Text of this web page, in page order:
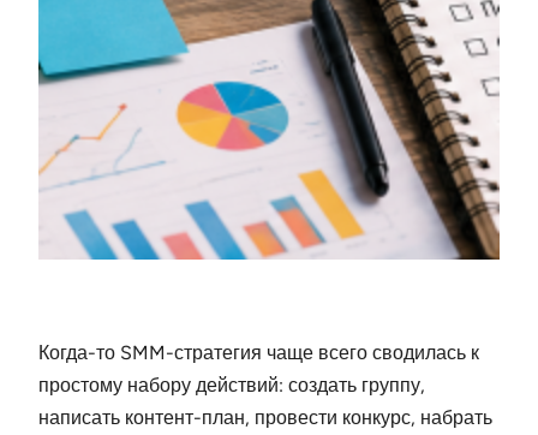
Когда-то SMM-стратегия чаще всего сводилась к
простому набору действий: создать группу,
написать контент-план, провести конкурс, набрать